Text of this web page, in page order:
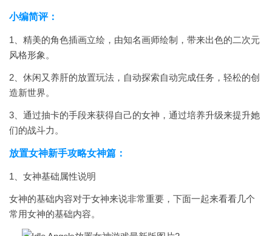
小编简评：
1、精美的角色插画立绘，由知名画师绘制，带来出色的二次元
风格形象。
2、休闲又养肝的放置玩法，自动探索自动完成任务，轻松的创
造新世界。
3、通过抽卡的手段来获得自己的女神，通过培养升级来提升她
们的战斗力。
放置女神新手攻略女神篇：
1、女神基础属性说明
女神的基础内容对于女神来说非常重要，下面一起来看看几个
常用女神的基础内容。